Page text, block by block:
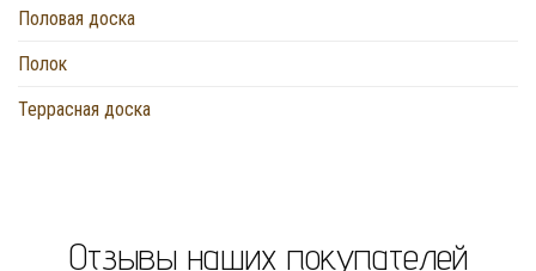
Половая доска
Полок
Террасная доска
Отзывы наших покупателей